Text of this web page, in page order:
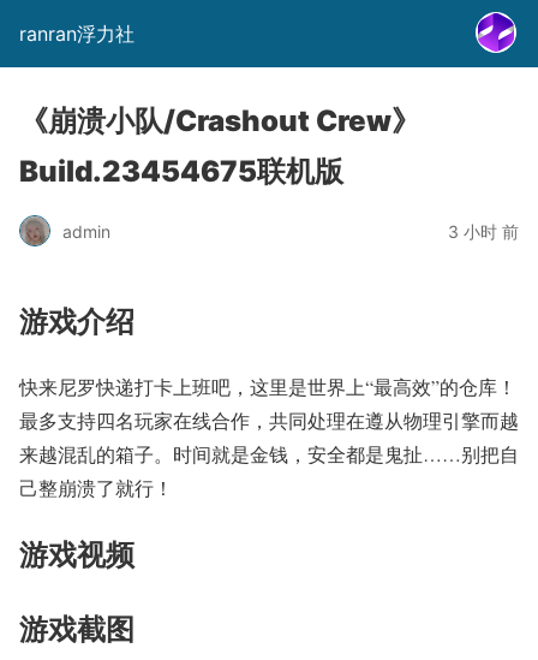
ranran浮力社
《崩溃小队/Crashout Crew》
Build.23454675联机版
admin 3 小时 前
游戏介绍
快来尼罗快递打卡上班吧，这里是世界上“最高效”的仓库！
最多支持四名玩家在线合作，共同处理在遵从物理引擎而越
来越混乱的箱子。时间就是金钱，安全都是鬼扯……别把自
己整崩溃了就行！
游戏视频
游戏截图